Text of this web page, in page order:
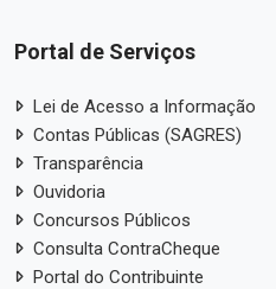
Portal de Serviços
Lei de Acesso a Informação
Contas Públicas (SAGRES)
Transparência
Ouvidoria
Concursos Públicos
Consulta ContraCheque
Portal do Contribuinte